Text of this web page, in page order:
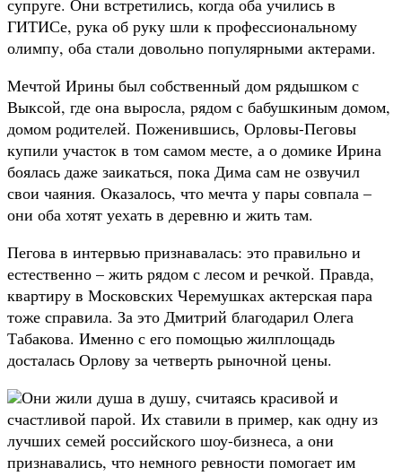
супруге. Они встретились, когда оба учились в
ГИТИСе, рука об руку шли к профессиональному
олимпу, оба стали довольно популярными актерами.
Мечтой Ирины был собственный дом рядышком с
Выксой, где она выросла, рядом с бабушкиным домом,
домом родителей. Поженившись, Орловы-Пеговы
купили участок в том самом месте, а о домике Ирина
боялась даже заикаться, пока Дима сам не озвучил
свои чаяния. Оказалось, что мечта у пары совпала –
они оба хотят уехать в деревню и жить там.
Пегова в интервью признавалась: это правильно и
естественно – жить рядом с лесом и речкой. Правда,
квартиру в Московских Черемушках актерская пара
тоже справила. За это Дмитрий благодарил Олега
Табакова. Именно с его помощью жилплощадь
досталась Орлову за четверть рыночной цены.
Они жили душа в душу, считаясь красивой и
счастливой парой. Их ставили в пример, как одну из
лучших семей российского шоу-бизнеса, а они
признавались, что немного ревности помогает им